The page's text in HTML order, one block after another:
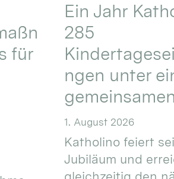
für
Ein Jahr
285
ngen unter
1. August 2026
Katholino feiert
Jubiläum und